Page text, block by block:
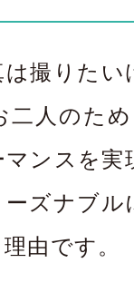
は撮りた
人のた
ンスを実
ズナブ
由です。